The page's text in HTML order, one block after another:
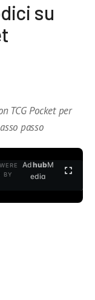
su
TCG Pocket per
passo
BY
AdhubM
edia